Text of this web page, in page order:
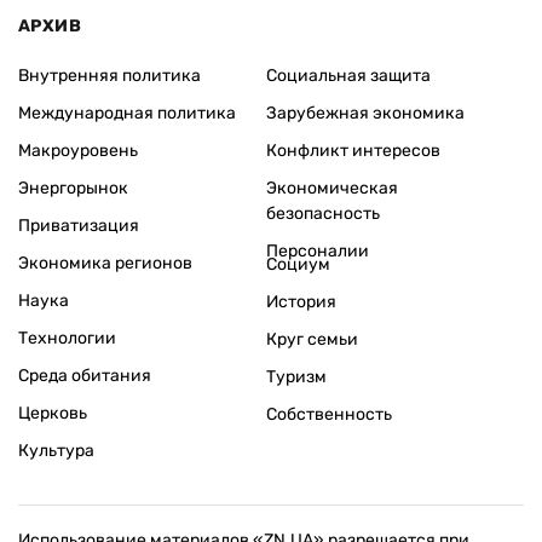
АРХИВ
Внутренняя политика
Международная политика
Макроуровень
Энергорынок
Приватизация
Экономика регионов
Социальная защита
Зарубежная экономика
Конфликт интересов
Экономическая
безопасность
Персоналии
Наука
Технологии
Среда обитания
Церковь
Культура
Социум
История
Круг семьи
Туризм
Собственность